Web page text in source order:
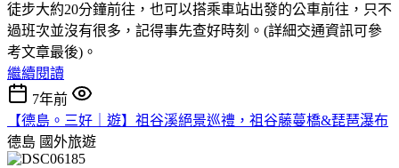
徒步大約20分鐘前往，也可以搭乘車站出發的公車前往，只不
過班次並沒有很多，記得事先查好時刻。(詳細交通資訊可參
考文章最後)。
繼續閱讀
7年前
【德島。三好｜遊】祖谷溪絕景巡禮，祖谷藤蔓橋&琵琶瀑布
德島 國外旅遊